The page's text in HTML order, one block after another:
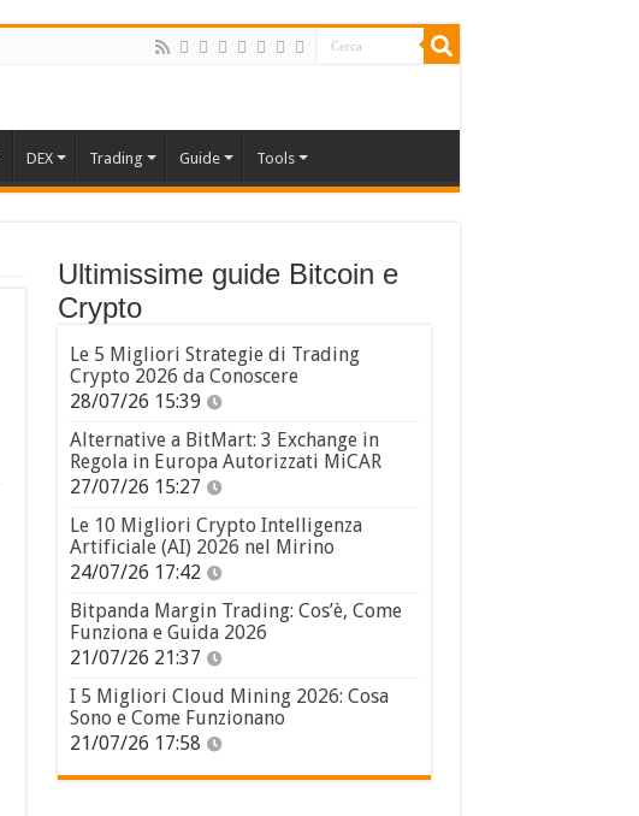
DEX Trading Guide Tools
Ultimissime guide Bitcoin e
Crypto
Le 5 Migliori Strategie di Trading
Crypto 2026 da Conoscere
28/07/26 15:39
Alternative a BitMart: 3 Exchange in
Regola in Europa Autorizzati MiCAR
27/07/26 15:27
Le 10 Migliori Crypto Intelligenza
Artificiale (AI) 2026 nel Mirino
24/07/26 17:42
Bitpanda Margin Trading: Cos’è, Come
Funziona e Guida 2026
21/07/26 21:37
I 5 Migliori Cloud Mining 2026: Cosa
Sono e Come Funzionano
21/07/26 17:58